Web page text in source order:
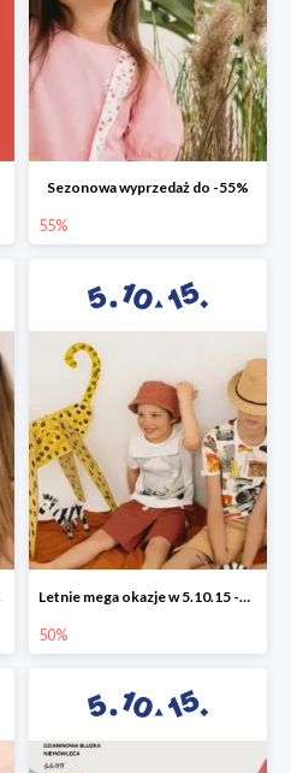
Sezonowa wyprzedaż do -55%
55%
Letnie mega okazje w 5.10.15 -50%
50%